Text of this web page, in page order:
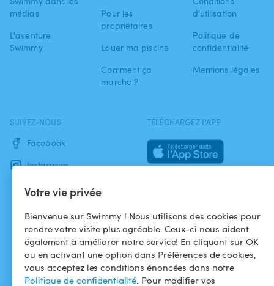
Votre vie privée
Bienvenue sur Swimmy ! Nous utilisons des cookies pour
rendre votre visite plus agréable. Ceux-ci nous aident
également à améliorer notre service! En cliquant sur OK
ou en activant une option dans Préférences de cookies,
vous acceptez les conditions énoncées dans notre
Politique de confidentialité. Pour modifier vos
médias
L'aventure
Swimmy
Pour les
propriétaires
Louer ma piscine
Comment ça
marche ?
d'utilisation
Politique de
confidentialité
Mentions légales
SUIVEZ-NOUS
Facebook
Instagram
TÉLÉCHARGEZ L'APP